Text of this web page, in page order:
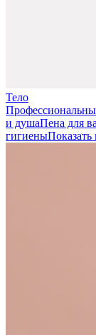
Тело
и душаПена для
гигиеныПоказать